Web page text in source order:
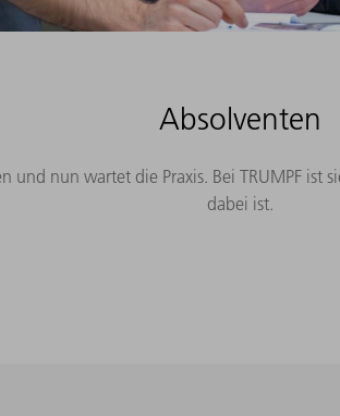
Absolventen
und nun wartet die Praxis. Bei TRUMPF ist
dabei ist.